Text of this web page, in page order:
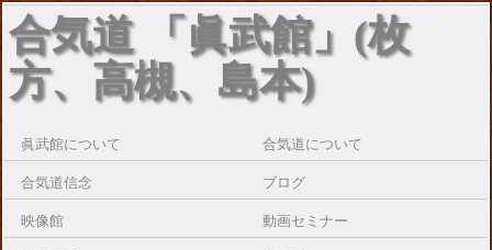
合気道 「眞武館」(枚
方、高槻、島本)
眞武館について 合気道について
合気道信念 ブログ
映像館 動画セミナー